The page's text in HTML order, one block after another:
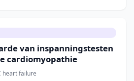
van inspanningstesten
cardiomyopathie
heart failure